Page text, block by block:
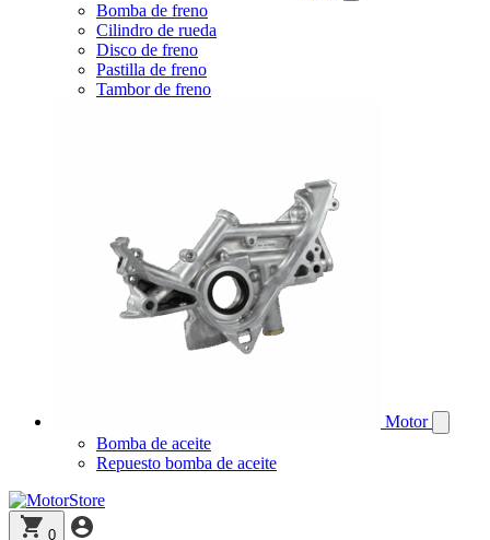
Bomba de freno
Cilindro de rueda
Disco de freno
Pastilla de freno
Tambor de freno
Motor
Bomba de aceite
Repuesto bomba de aceite
0